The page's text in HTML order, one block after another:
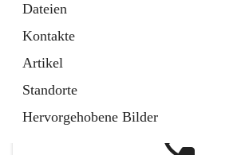
Dateien
Kontakte
Artikel
Standorte
Hervorgehobene Bilder